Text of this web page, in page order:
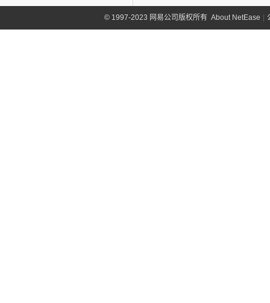
©1997-2023 网易公司版权所有 About NetEase